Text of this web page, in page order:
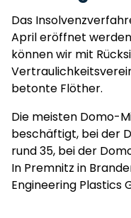
Das
April eröffnet
können wir mit
betonte Flöther.
Die meisten Domo-
beschäftigt, bei der
rund 35, bei der
In Premnitz in
Engineering Plastics